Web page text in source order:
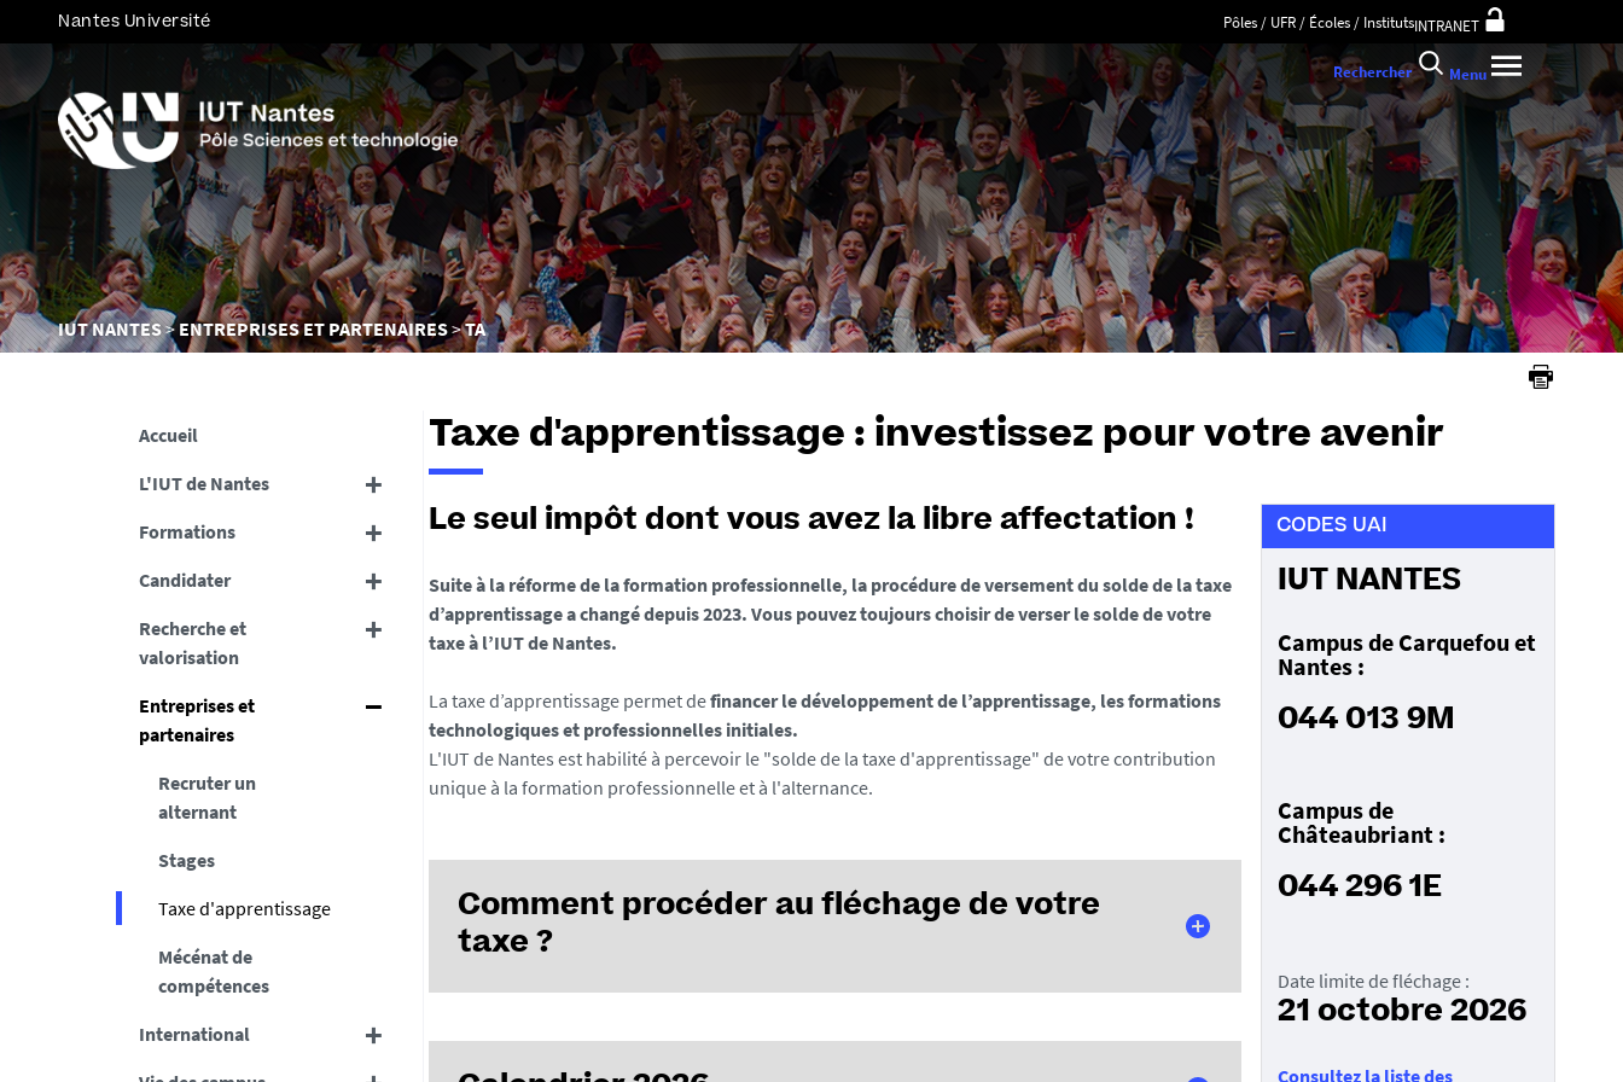
au
Nantes Université Pôles / UFR / Écoles / InstitutsINTRANET
Vous
êtes
IUT NANTES ENTREPRISES ET PARTENAIRES TA
Rechercher Menu
Accueil
L'IUT de Nantes
Formations
Candidater
Recherche et
valorisation
Entreprises et
partenaires
Recruter un
alternant
Stages
Taxe d'apprentissage
Mécénat de
compétences
International
Taxe d'apprentissage : investissez pour votre avenir
Le seul impôt dont vous avez la libre affectation !
Suite à la réforme de la formation professionnelle, la procédure de versement du solde de la taxe
d’apprentissage a changé depuis 2023. Vous pouvez toujours choisir de verser le solde de votre
taxe à l’IUT de Nantes.
La taxe d’apprentissage permet definancer le développement de l’apprentissage, les formations
technologiques et professionnelles initiales.
L'IUT de Nantes est habilité à percevoir le "solde de la taxe d'apprentissage" de votre contribution
unique à la formation professionnelle et à l'alternance.
Comment procéder au fléchage de votre
taxe ?
À compter du 26 mai 2026, connectez-vous sur laplateforme SOLTÉAafin de flécher les fonds
issus du solde de votre Taxe d'apprentissage.
CODES UAI
IUT NANTES
Campus de Carquefou et
Nantes :
044 013 9M
Campus de
Châteaubriant :
044 296 1E
Date limite de fléchage :
21 octobre 2026
Consultez la liste des